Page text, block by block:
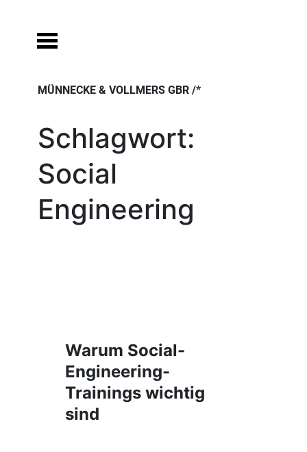
content
MÜNNECKE & VOLLMERS GBR /*
Schlagwort:
Social
Engineering
Warum Social-
Engineering-
Trainings wichtig
sind